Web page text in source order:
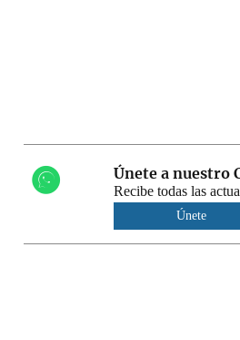
Únete a nuestro
Recibe todas las
Únete